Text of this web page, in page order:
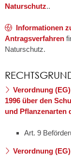
Naturschutz..
Informationen
Antragsverfahren f
Naturschutz.
Verordnung
1996 über den
und Pflanzenarten
Art. 9
Verordnung